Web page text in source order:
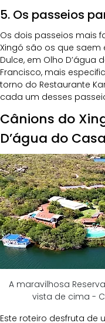
5. Os passeios
Os dois passeios mais
Xingó são os que
Dulce, em Olho D’água
Francisco, mais
torno do Restaurante
cada um desses
Cânions do
D’água do
A maravilhosa
vista de cima -
Este roteiro desfruta